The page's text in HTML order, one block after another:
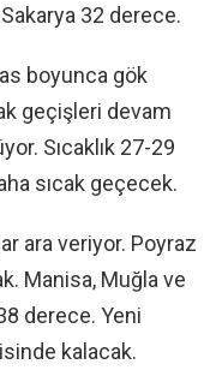
32 derece.
boyunca gök
geçişleri devam
Sıcaklık 27-29
sıcak geçecek.
ara veriyor. Poyraz
Manisa, Muğla ve
derece. Yeni
kalacak.